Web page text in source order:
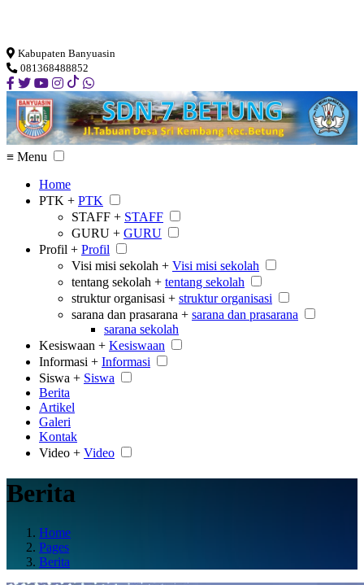
Kabupaten Banyuasin
081368488852
≡ Menu
Home
PTK + PTK
STAFF + STAFF
GURU + GURU
Profil + Profil
Visi misi sekolah + Visi misi sekolah
tentang sekolah + tentang sekolah
struktur organisasi + struktur organisasi
sarana dan prasarana + sarana dan prasarana
sarana sekolah
Kesiswaan + Kesiswaan
Informasi + Informasi
Siswa + Siswa
Berita
Artikel
Galeri
Kontak
Video + Video
Berita
Home
Pages
Berita